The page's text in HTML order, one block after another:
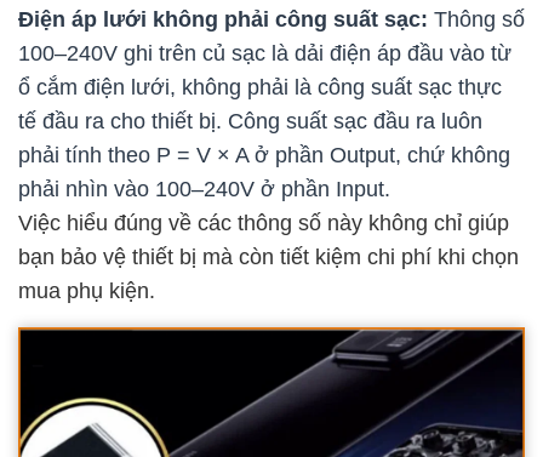
Điện áp lưới không phải công suất sạc: Thông số
100–240V ghi trên củ sạc là dải điện áp đầu vào từ
ổ cắm điện lưới, không phải là công suất sạc thực
tế đầu ra cho thiết bị. Công suất sạc đầu ra luôn
phải tính theo P = V × A ở phần Output, chứ không
phải nhìn vào 100–240V ở phần Input.
Việc hiểu đúng về các thông số này không chỉ giúp
bạn bảo vệ thiết bị mà còn tiết kiệm chi phí khi chọn
mua phụ kiện.